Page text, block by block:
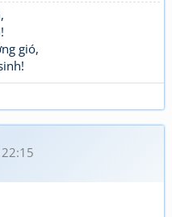
gió,